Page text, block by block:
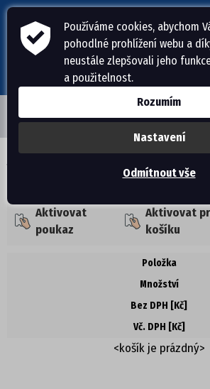
ÚVODNÍ STRÁNKA
PANTOFLE, ŽABKY
Váš nákupní košík
Aktivovat
poukaz
Aktivovat
košíku
Položka
Množství
Bez DPH [Kč]
Vč. DPH [Kč]
<košík je prázdný>
Používáme cookies, abychom
pohodlné prohlížení webu a
neustále zlepšovali jeho
a použitelnost.
Rozumím
Nastavení
Odmítnout vše